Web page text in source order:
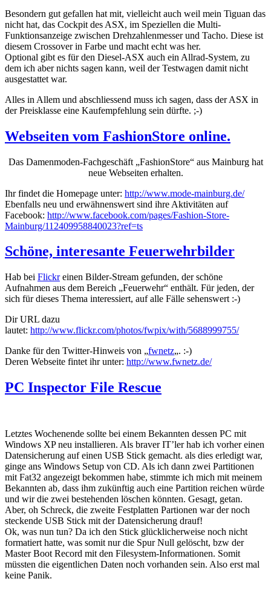
Besondern gut gefallen hat mit, vielleicht auch weil mein Tiguan das
nicht hat, das Cockpit des ASX, im Speziellen die Multi-
Funktionsanzeige zwischen Drehzahlenmesser und Tacho. Diese ist
diesem Crossover in Farbe und macht echt was her.
Optional gibt es für den Diesel-ASX auch ein Allrad-System, zu
dem ich aber nichts sagen kann, weil der Testwagen damit nicht
ausgestattet war.
Alles in Allem und abschliessend muss ich sagen, dass der ASX in
der Preisklasse eine Kaufempfehlung sein dürfte. ;-)
Webseiten vom FashionStore online.
Das Damenmoden-Fachgeschäft „FashionStore“ aus Mainburg hat
neue Webseiten erhalten.
Ihr findet die Homepage unter: http://www.mode-mainburg.de/
Ebenfalls neu und erwähnenswert sind ihre Aktivitäten auf
Facebook: http://www.facebook.com/pages/Fashion-Store-
Mainburg/112409958840023?ref=ts
Schöne, interesante Feuerwehrbilder
Hab bei Flickreinen Bilder-Stream gefunden, der schöne
Aufnahmen aus dem Bereich „Feuerwehr“ enthält. Für jeden, der
sich für dieses Thema interessiert, auf alle Fälle sehenswert :-)
Dir URL dazu
lautet: http://www.flickr.com/photos/fwpix/with/5688999755/
Danke für den Twitter-Hinweis von „fwnetz„. :-)
Deren Webseite fintet ihr unter: http://www.fwnetz.de/
PC Inspector File Rescue
Letztes Wochenende sollte bei einem Bekannten dessen PC mit
Windows XP neu installieren. Als braver IT’ler hab ich vorher einen
Datensicherung auf einen USB Stick gemacht. als dies erledigt war,
ginge ans Windows Setup von CD. Als ich dann zwei Partitionen
mit Fat32 angezeigt bekommen habe, stimmte ich mich mit meinem
Bekannten ab, dass ihm zukünftig auch eine Partition reichen würde
und wir die zwei bestehenden löschen könnten. Gesagt, getan.
Aber, oh Schreck, die zweite Festplatten Partionen war der noch
steckende USB Stick mit der Datensicherung drauf!
Ok, was nun tun? Da ich den Stick glücklicherweise noch nicht
formatiert hatte, was somit nur die Spur Null gelöscht, bzw der
Master Boot Record mit den Filesystem-Informationen. Somit
müssten die eigentlichen Daten noch vorhanden sein. Also erst mal
keine Panik.